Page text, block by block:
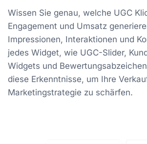
Wissen Sie genau, welche UGC
Engagement und Umsatz
Impressionen, Interaktionen und
jedes Widget, wie UGC-Slider,
Widgets und
diese Erkenntnisse, um Ihre
Marketingstrategie zu schärfen.